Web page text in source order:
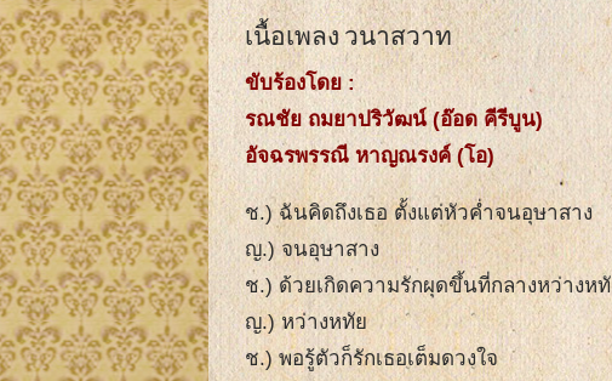
เนื้อเพลง วนาสวาท
ขับร้องโดย :
รณชัย ถมยาปริวัฒน์ (อ๊อด คีรีบูน)
อัจฉรพรรณี หาญณรงค์ (โอ)
ช.) ฉันคิดถึงเธอ ตั้งแต่หัวค่ำจนอุษาสาง
ญ.) จนอุษาสาง
ช.) ด้วยเกิดความรักผุดขึ้นที่กลางหว่างห
ญ.) หว่างหทัย
ช.) พอรู้ตัวก็รักเธอเต็มดวงใจ